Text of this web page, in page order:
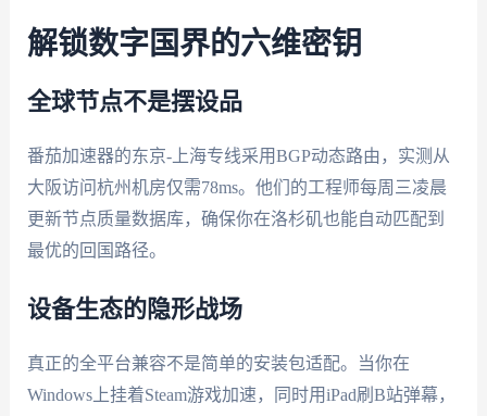
解锁数字国界的六维密钥
全球节点不是摆设品
番茄加速器的东京-上海专线采用BGP动态路由，实测从
大阪访问杭州机房仅需78ms。他们的工程师每周三凌晨
更新节点质量数据库，确保你在洛杉矶也能自动匹配到
最优的回国路径。
设备生态的隐形战场
真正的全平台兼容不是简单的安装包适配。当你在
Windows上挂着Steam游戏加速，同时用iPad刷B站弹幕，